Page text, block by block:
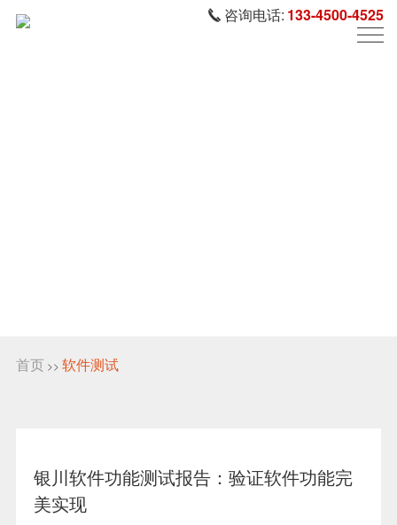
咨询电话: 133-4500-4525
首页 >> 软件测试
银川软件功能测试报告：验证软件功能完
美实现